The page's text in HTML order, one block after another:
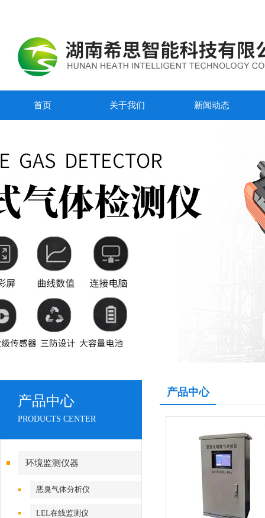
首页 关于我们 新闻动态
产品中心
PRODUCTS CENTER
环境监测仪器
恶臭气体分析仪
LEL在线监测仪
产品中心